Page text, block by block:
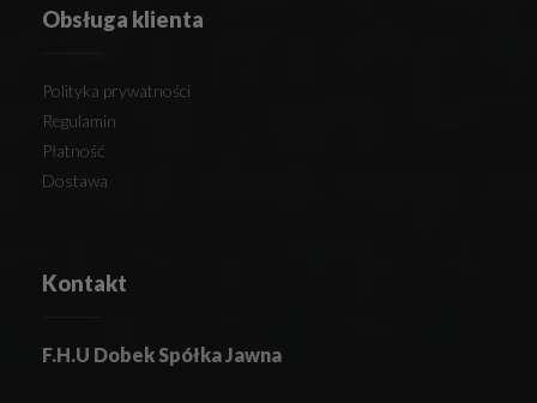
Obsługa klienta
Polityka prywatności
Regulamin
Płatność
Dostawa
Kontakt
F.H.U Dobek Spółka Jawna